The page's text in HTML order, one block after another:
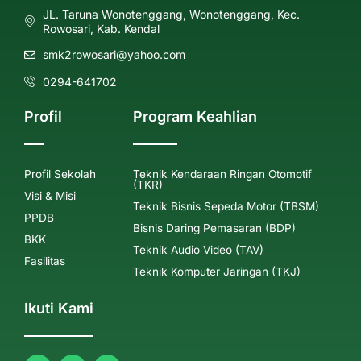
JL. Taruna Wonotenggang, Wonotenggang, Kec.
Rowosari, Kab. Kendal
smk2rowosari@yahoo.com
0294-641702
Profil
Profil Sekolah
Visi & Misi
PPDB
BKK
Fasilitas
Program Keahlian
Teknik Kendaraan Ringan Otomotif
(TKR)
Teknik Bisnis Sepeda Motor (TBSM)
Bisnis Daring Pemasaran (BDP)
Teknik Audio Video (TAV)
Teknik Komputer Jaringan (TKJ)
Ikuti Kami